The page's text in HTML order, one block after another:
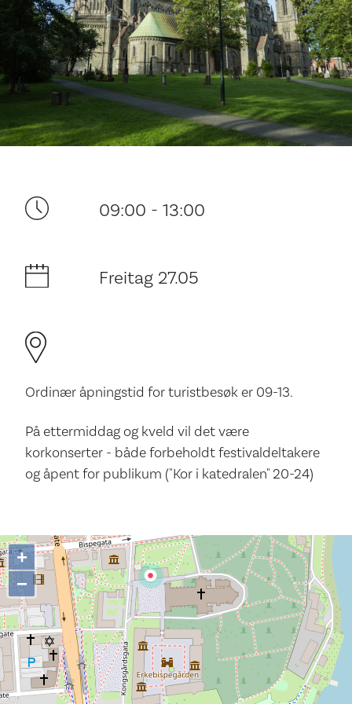
Ditt besøk
Musikk
Historie og arkitektur
09:00 - 13:00
Freitag 27.05
Ordinær åpningstid for turistbesøk er 09-13.
På ettermiddag og kveld vil det være
korkonserter - både forbeholdt festivaldeltakere
og åpent for publikum ("Kor i katedralen" 20-24)
+
−